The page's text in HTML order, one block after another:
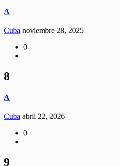
A
Cuba noviembre 28, 2025
0
8
A
Cuba abril 22, 2026
0
9